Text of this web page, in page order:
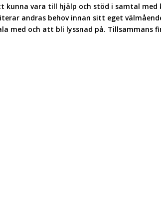
vara till hjälp och stöd i samtal
andras behov innan sitt eget
med och att bli lyssnad på. Tillsammans